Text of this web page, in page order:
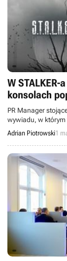
W
konsolach
PR Manager
wywiadu, w którym
kompatybilności
na ekskluzywną
Adrian Piotrowski1